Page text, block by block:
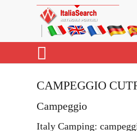
CAMPEGGIO
Campeggio
Italy Camping: